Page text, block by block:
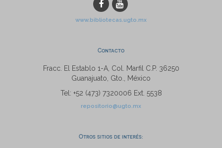
www.bibliotecas.ugto.mx
Contacto
Fracc. El Establo 1-A, Col. Marfil C.P. 36250
Guanajuato, Gto., México
Tel: +52 (473) 7320006 Ext. 5538
repositorio@ugto.mx
Otros sitios de interés: